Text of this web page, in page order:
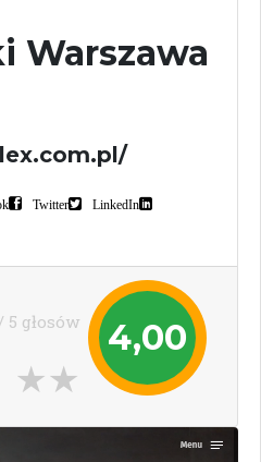
Warszawa
Twitter LinkedIn
4,00
5 głosów